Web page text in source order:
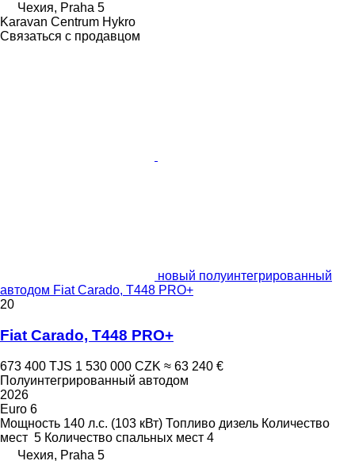
Чехия, Praha 5
Karavan Centrum Hykro
Связаться с продавцом
новый полуинтегрированный
автодом Fiat Carado, T448 PRO+
20
Fiat Carado, T448 PRO+
673 400 TJS 1 530 000 CZK ≈ 63 240 €
Полуинтегрированный автодом
2026
Euro 6
Мощность 140 л.с. (103 кВт) Топливо дизель Количество
мест 5 Количество спальных мест 4
Чехия, Praha 5